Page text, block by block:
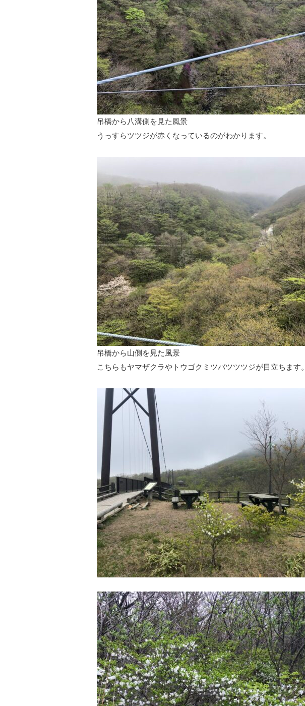
吊橋から八溝側を見た風景
うっすらツツジが赤くなっているのがわかります。
吊橋から山側を見た風景
こちらもヤマザクラやトウゴクミツバツツツジが目立ちます。